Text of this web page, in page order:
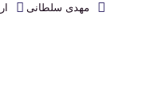
مهدی سلطانی